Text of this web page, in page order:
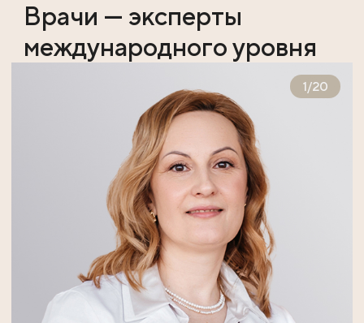
Врачи — эксперты
международного уровня
1/20